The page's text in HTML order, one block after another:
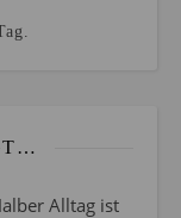
Alltag ist